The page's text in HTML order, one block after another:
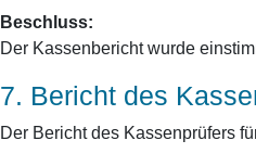
Beschluss:
Der Kassenbericht wurde
7. Bericht des
Der Bericht des Kassenprüfers